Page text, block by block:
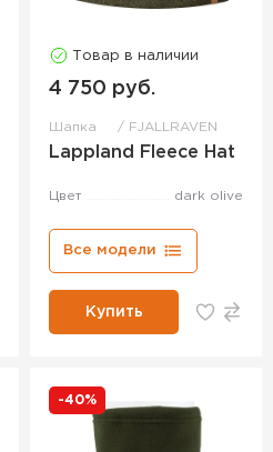
Товар в наличии
4 750 руб.
Шапка FJALLRAVEN
Lappland Fleece Hat
Цвет dark olive
Все модели
Купить
-40%